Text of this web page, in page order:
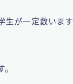
生が一定数います